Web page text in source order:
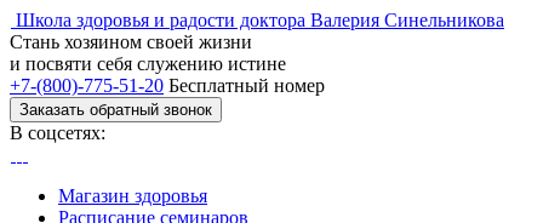
Школа здоровья и радости доктора Валерия Синельникова
Стань хозяином своей жизни
и посвяти себя служению истине
+7-(800)-775-51-20 Бесплатный номер
Заказать обратный звонок
В соцсетях:
Магазин здоровья
Расписание семинаров